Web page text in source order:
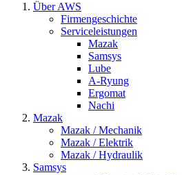
Über AWS
Firmengeschichte
Serviceleistungen
Mazak
Samsys
Lube
A-Ryung
Ergomat
Nachi
Mazak
Mazak / Mechanik
Mazak / Elektrik
Mazak / Hydraulik
Samsys